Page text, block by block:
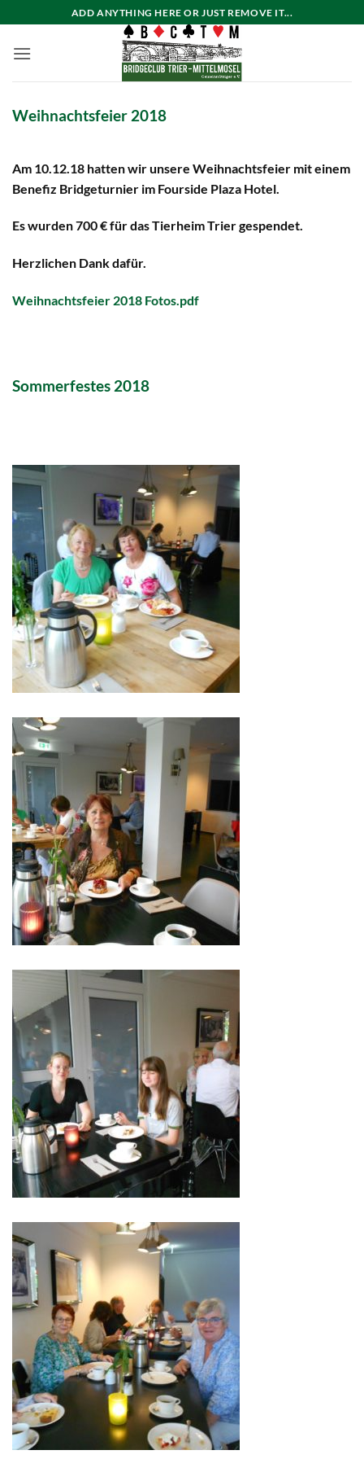
Inhalt
springen
ADD ANYTHING HERE OR JUST REMOVE IT...
Weihnachtsfeier 2018
Am 10.12.18 hatten wir unsere Weihnachtsfeier mit einem
Benefiz Bridgeturnier im Fourside Plaza Hotel.
Es wurden 700 € für das Tierheim Trier gespendet.
Herzlichen Dank dafür.
Weihnachtsfeier 2018 Fotos.pdf
Sommerfestes 2018